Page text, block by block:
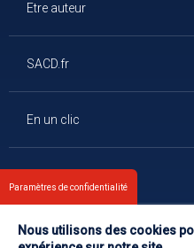
Etre auteur
SACD.fr
En un clic
Contact
Paramètres de confidentialité
Nous utilisons des cookies